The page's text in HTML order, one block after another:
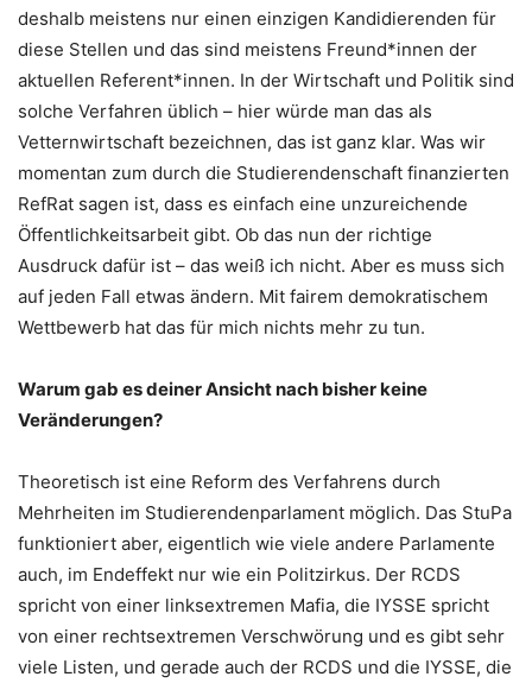
deshalb meistens nur einen einzigen Kandidierenden für
diese Stellen und das sind meistens Freund*innen der
aktuellen Referent*innen. In der Wirtschaft und Politik sind
solche Verfahren üblich – hier würde man das als
Vetternwirtschaft bezeichnen, das ist ganz klar. Was wir
momentan zum durch die Studierendenschaft finanzierten
RefRat sagen ist, dass es einfach eine unzureichende
Öffentlichkeitsarbeit gibt. Ob das nun der richtige
Ausdruck dafür ist – das weiß ich nicht. Aber es muss sich
auf jeden Fall etwas ändern. Mit fairem demokratischem
Wettbewerb hat das für mich nichts mehr zu tun.
Warum gab es deiner Ansicht nach bisher keine
Veränderungen?
Theoretisch ist eine Reform des Verfahrens durch
Mehrheiten im Studierendenparlament möglich. Das StuPa
funktioniert aber, eigentlich wie viele andere Parlamente
auch, im Endeffekt nur wie ein Politzirkus. Der RCDS
spricht von einer linksextremen Mafia, die IYSSE spricht
von einer rechtsextremen Verschwörung und es gibt sehr
viele Listen, und gerade auch der RCDS und die IYSSE, die